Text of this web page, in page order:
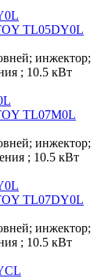
инжектор;
; 10.5 кВт
инжектор;
; 10.5 кВт
инжектор;
; 10.5 кВт